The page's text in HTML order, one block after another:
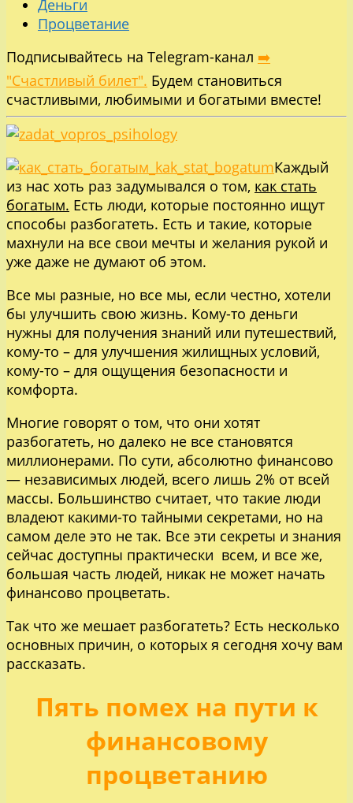
Деньги
Процветание
Подписывайтесь на Telegram-канал ➡️
"Счастливый билет". Будем становиться
счастливыми, любимыми и богатыми вместе!
Каждый
из нас хоть раз задумывался о том, как стать
богатым. Есть люди, которые постоянно ищут
способы разбогатеть. Есть и такие, которые
махнули на все свои мечты и желания рукой и
уже даже не думают об этом.
Все мы разные, но все мы, если честно, хотели
бы улучшить свою жизнь. Кому-то деньги
нужны для получения знаний или путешествий,
кому-то – для улучшения жилищных условий,
кому-то – для ощущения безопасности и
комфорта.
Многие говорят о том, что они хотят
разбогатеть, но далеко не все становятся
миллионерами. По сути, абсолютно финансово
— независимых людей, всего лишь 2% от всей
массы. Большинство считает, что такие люди
владеют какими-то тайными секретами, но на
самом деле это не так. Все эти секреты и знания
сейчас доступны практически всем, и все же,
большая часть людей, никак не может начать
финансово процветать.
Так что же мешает разбогатеть? Есть несколько
основных причин, о которых я сегодня хочу вам
рассказать.
Пять помех на пути к
финансовому
процветанию